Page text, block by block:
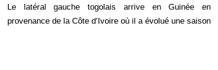
Le latéral gauche togolais arrive en Guinée en
provenance de la Côte d’Ivoire où il a évolué une saison